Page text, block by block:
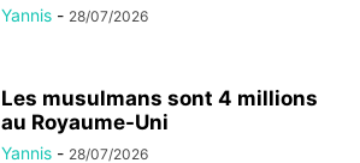
Yannis - 28/07/2026
Les musulmans sont 4 millions
au Royaume-Uni
Yannis - 28/07/2026